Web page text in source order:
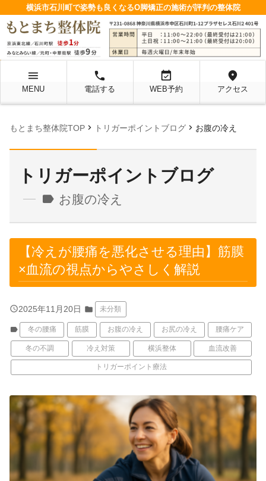
横浜市石川町で姿勢も良くなるO脚矯正の施術が評判の整体院
menu
MENU
local_phone
電話する
event_available
WEB予約
location_on
アクセス
もとまち整体院TOP chevron_right トリガーポイントブログ chevron_right お腹の冷え
トリガーポイントブログ
label お腹の冷え
【冷えが腰痛を悪化させる理由】筋膜
×血流の視点からやさしく解説
query_builder2025年11月20日 folder 未分類
label 冬の腰痛 筋膜 お腹の冷え お尻の冷え 腰痛ケア
冬の不調 冷え対策 横浜整体 血流改善
トリガーポイント療法